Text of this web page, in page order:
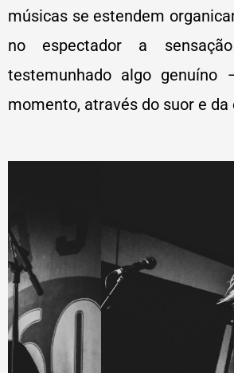
músicas se estendem
no espectador a
testemunhado algo genuíno
momento, através do suor e